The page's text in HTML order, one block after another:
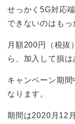
せっかく5G対応
できないのはもっ
月額200円（税抜
ら、加入して損は
キャンペーン期
なります。
期間は2020月12